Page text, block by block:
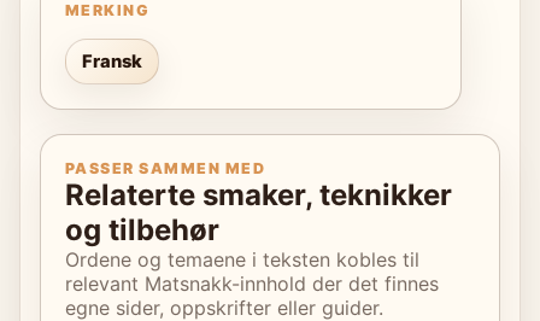
MERKING
Fransk
PASSER SAMMEN MED
Relaterte smaker, teknikker
og tilbehør
Ordene og temaene i teksten kobles til
relevant Matsnakk-innhold der det finnes
egne sider, oppskrifter eller guider.